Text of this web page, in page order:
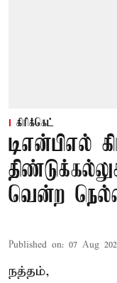
கிரிக்கெட்
டிஎன்பிஎல்
வென்ற
Published on: 07 Aug
நத்தம்,